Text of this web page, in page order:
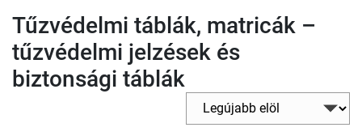
Tűzvédelmi táblák, matricák –
tűzvédelmi jelzések és
biztonsági táblák